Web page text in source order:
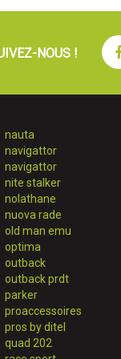
NOUS !
nauta
navigattor
navigattor
nite stalker
nolathane
nuova rade
old man emu
optima
outback
outback prdt
parker
proaccessoires
pros by ditel
quad 202